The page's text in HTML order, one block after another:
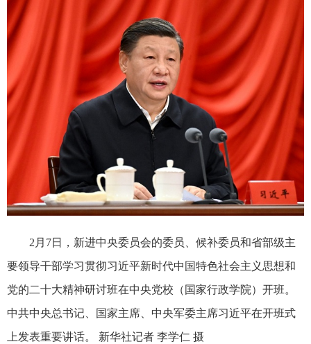
2月7日，新进中央委员会的委员、候补委员和省部级主
要领导干部学习贯彻习近平新时代中国特色社会主义思想和
党的二十大精神研讨班在中央党校（国家行政学院）开班。
中共中央总书记、国家主席、中央军委主席习近平在开班式
上发表重要讲话。 新华社记者 李学仁 摄